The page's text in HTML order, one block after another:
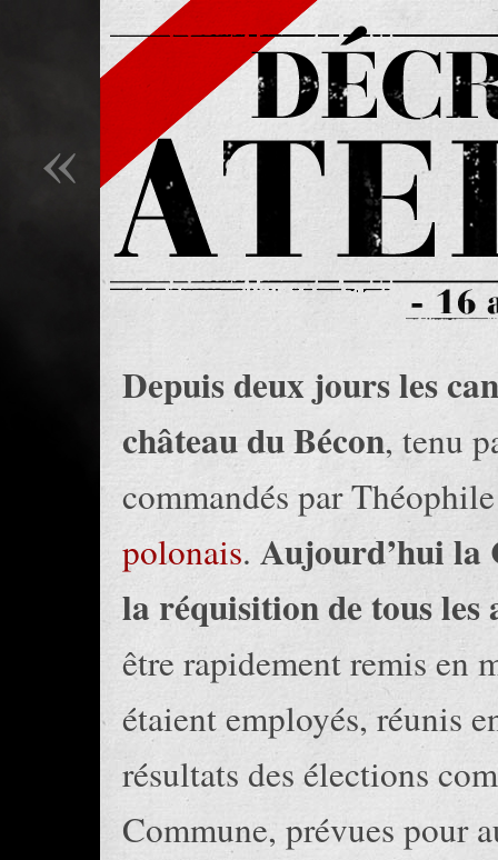
«
Depuis deux jours les
château du Bécon, tenu
commandés par
polonais. Aujourd’hui la
la réquisition de tous les
être rapidement remis en
étaient employés, réunis
résultats des élections
Commune, prévues pour